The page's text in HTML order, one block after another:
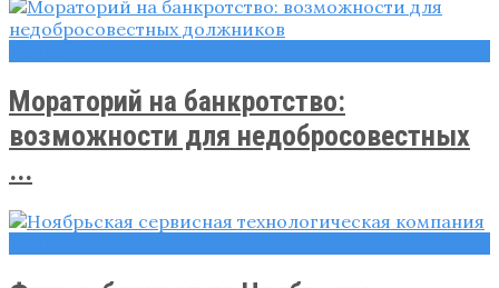
Мораторий на банкротство:
возможности для недобросовестных
...